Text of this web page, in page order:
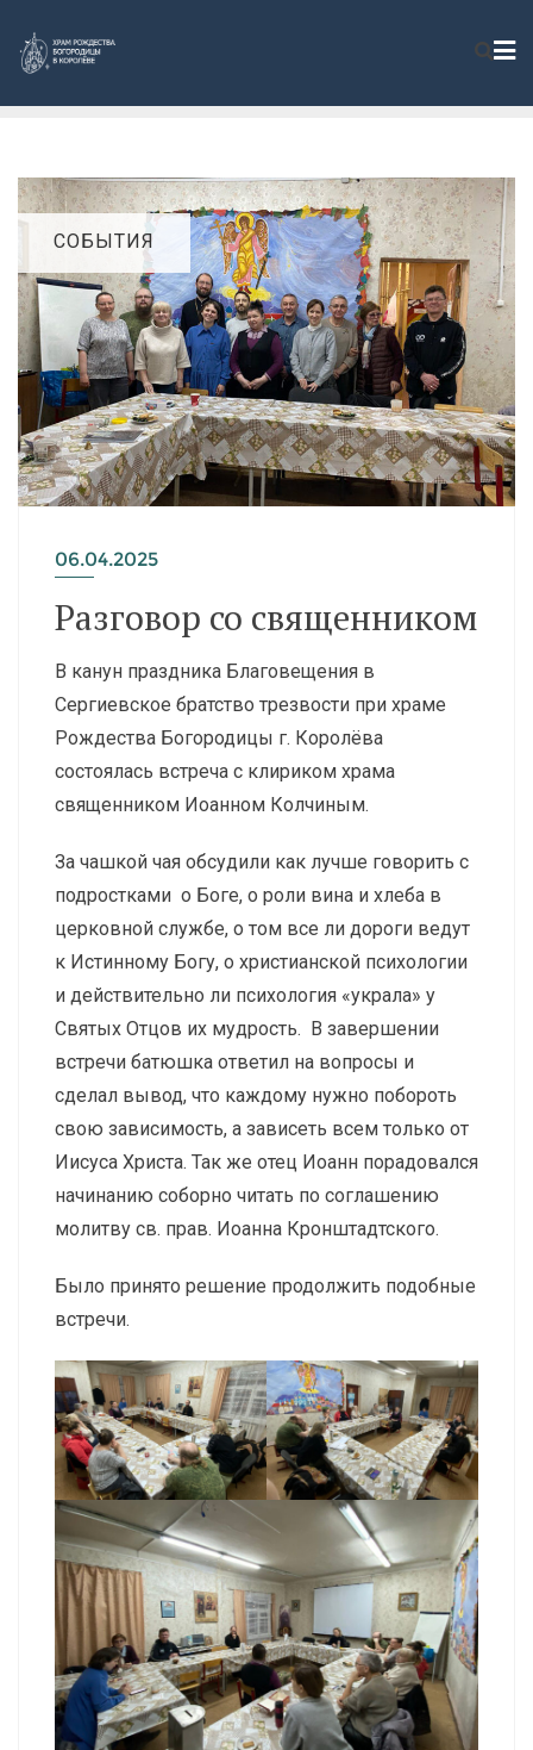
СОБЫТИЯ
06.04.2025
Разговор со священником
В канун праздника Благовещения в
Сергиевское братство трезвости при храме
Рождества Богородицы г. Королёва
состоялась встреча с клириком храма
священником Иоанном Колчиным.
За чашкой чая обсудили как лучше говорить с
подростками о Боге, о роли вина и хлеба в
церковной службе, о том все ли дороги ведут
к Истинному Богу, о христианской психологии
и действительно ли психология «украла» у
Святых Отцов их мудрость. В завершении
встречи батюшка ответил на вопросы и
сделал вывод, что каждому нужно побороть
свою зависимость, а зависеть всем только от
Иисуса Христа. Так же отец Иоанн порадовался
начинанию соборно читать по соглашению
молитву св. прав. Иоанна Кронштадтского.
Было принято решение продолжить подобные
встречи.